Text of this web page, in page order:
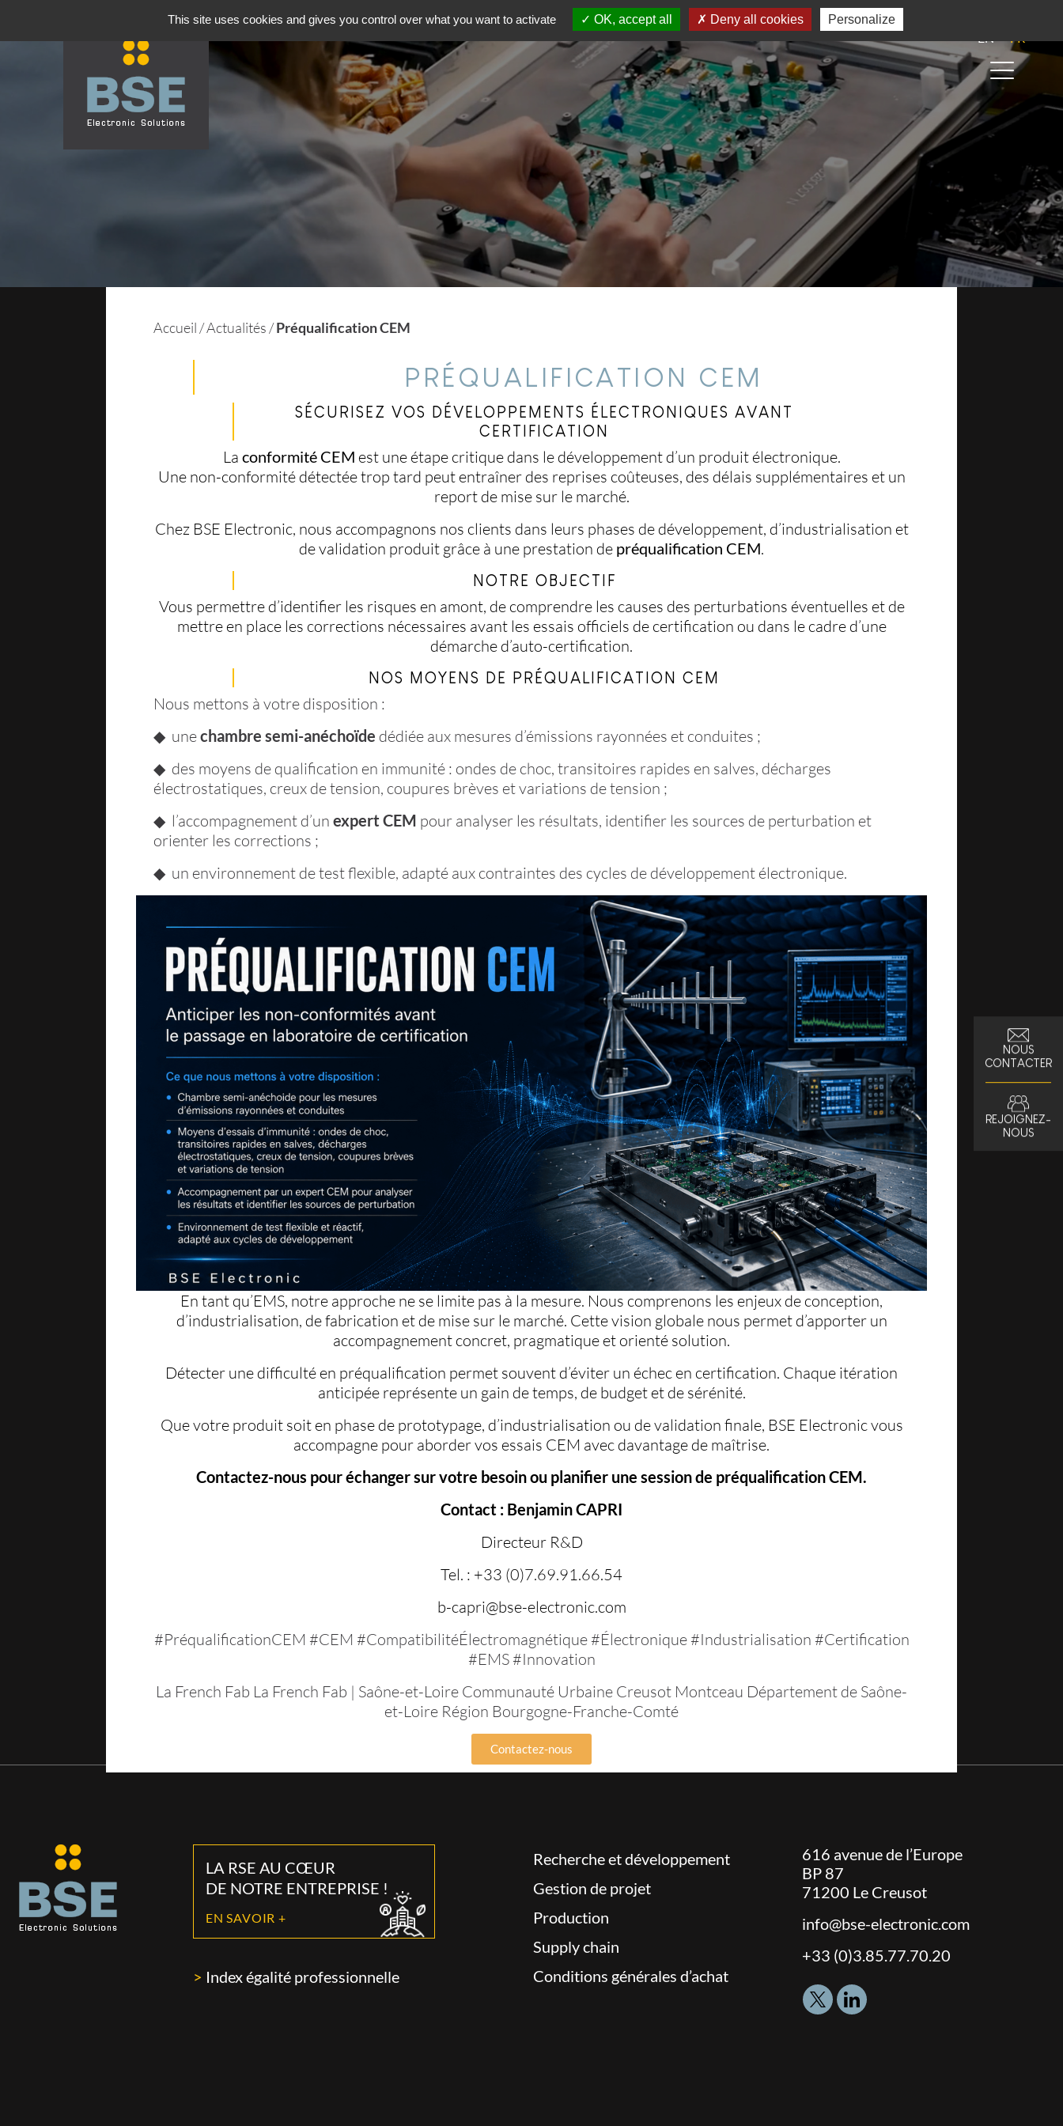
NOUS
CONTACTER
REJOIGNEZ-
NOUS
EN FR
Accueil /Actualités /Préqualification CEM
PRÉQUALIFICATION CEM
SÉCURISEZ VOS DÉVELOPPEMENTS ÉLECTRONIQUES AVANT
CERTIFICATION
La conformité CEM est une étape critique dans le développement d’un produit électronique.
Une non-conformité détectée trop tard peut entraîner des reprises coûteuses, des délais supplémentaires et un
report de mise sur le marché.
Chez BSE Electronic, nous accompagnons nos clients dans leurs phases de développement, d’industrialisation et
de validation produit grâce à une prestation de préqualification CEM.
NOTRE OBJECTIF
Vous permettre d’identifier les risques en amont, de comprendre les causes des perturbations éventuelles et de
mettre en place les corrections nécessaires avant les essais officiels de certification ou dans le cadre d’une
démarche d’auto-certification.
NOS MOYENS DE PRÉQUALIFICATION CEM
Nous mettons à votre disposition :
◆ unechambre semi-anéchoïde dédiée aux mesures d’émissions rayonnées et conduites ;
◆ des moyens de qualification en immunité : ondes de choc, transitoires rapides en salves, décharges
électrostatiques, creux de tension, coupures brèves et variations de tension ;
◆ l’accompagnement d’unexpert CEM pour analyser les résultats, identifier les sources de perturbation et
orienter les corrections ;
◆ un environnement de test flexible, adapté aux contraintes des cycles de développement électronique.
En tant qu’EMS, notre approche ne se limite pas à la mesure. Nous comprenons les enjeux de conception,
d’industrialisation, de fabrication et de mise sur le marché. Cette vision globale nous permet d’apporter un
accompagnement concret, pragmatique et orienté solution.
Détecter une difficulté en préqualification permet souvent d’éviter un échec en certification. Chaque itération
anticipée représente un gain de temps, de budget et de sérénité.
Que votre produit soit en phase de prototypage, d’industrialisation ou de validation finale, BSE Electronic vous
accompagne pour aborder vos essais CEM avec davantage de maîtrise.
Contactez-nous pour échanger sur votre besoin ou planifier une session de préqualification CEM.
Contact : Benjamin CAPRI
Directeur R&D
Tel. : +33 (0)7.69.91.66.54
b-capri@bse-electronic.com
#PréqualificationCEM #CEM #CompatibilitéÉlectromagnétique #Électronique #Industrialisation #Certification
#EMS #Innovation
La French Fab La French Fab | Saône-et-Loire Communauté Urbaine Creusot Montceau Département de Saône-
et-Loire Région Bourgogne-Franche-Comté
Contactez-nous
LA RSE AU CŒUR
DE NOTRE ENTREPRISE !
EN SAVOIR +
Index égalité professionnelle
Recherche et développement
Gestion de projet
Production
Supply chain
Conditions générales d’achat
616 avenue de l’Europe
BP 87
71200 Le Creusot
Adresse
:
info@bse-electronic.com
Téléphone
+33 (0)3.85.77.70.20
This site uses cookies and gives you control over what you want to activate OK, accept all Deny all cookies Personalize